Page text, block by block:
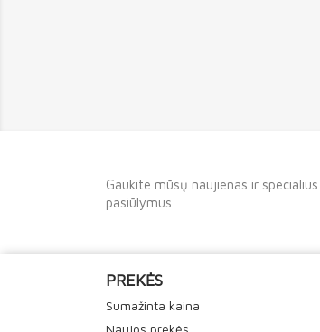
Gaukite mūsų naujienas ir specialius
pasiūlymus
PREKĖS
Sumažinta kaina
Naujos prekės